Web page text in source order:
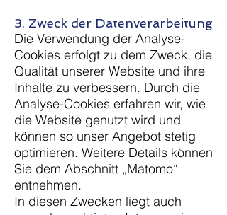
3. Zweck der Datenverarbeitung
Die Verwendung der Analyse-
Cookies erfolgt zu dem Zweck, die
Qualität unserer Website und ihre
Inhalte zu verbessern. Durch die
Analyse-Cookies erfahren wir, wie
die Website genutzt wird und
können so unser Angebot stetig
optimieren. Weitere Details können
Sie dem Abschnitt „Matomo“
entnehmen.
In diesen Zwecken liegt auch